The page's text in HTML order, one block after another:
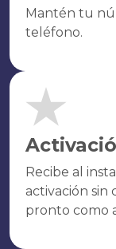
Mantén tu
teléfono.
Recibe al
activación sin
pronto como